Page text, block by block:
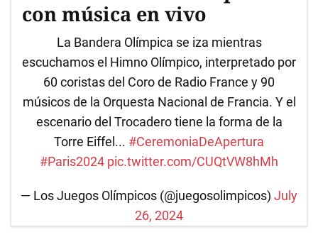
con música en vivo
La Bandera Olímpica se iza mientras
escuchamos el Himno Olímpico, interpretado por
60 coristas del Coro de Radio France y 90
músicos de la Orquesta Nacional de Francia. Y el
escenario del Trocadero tiene la forma de la
Torre Eiffel... #CeremoniaDeApertura
#Paris2024 pic.twitter.com/CUQtVW8hMh
— Los Juegos Olímpicos (@juegosolimpicos) July
26, 2024